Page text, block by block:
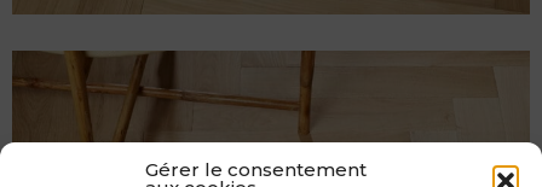
Gérer le consentement